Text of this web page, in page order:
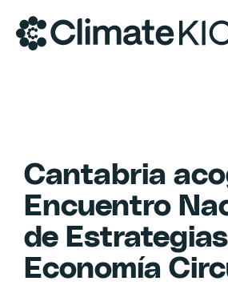
Cantabria
Encuentro
de
Economía